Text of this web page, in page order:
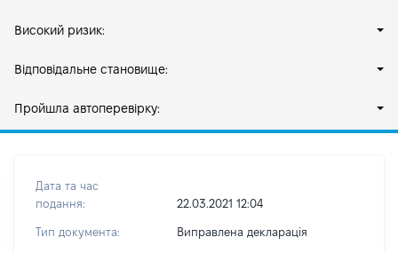
Високий ризик:
Відповідальне становище:
Пройшла автоперевірку:
Дата та час
подання:
22.03.2021 12:04
Тип документа: Виправлена декларація